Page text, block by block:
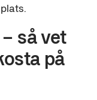
så vet
på